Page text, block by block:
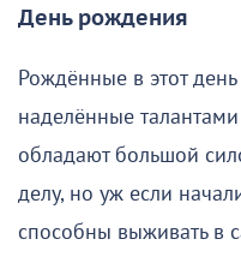
День рождения
Рождённые в этот
наделённые
обладают большой
делу, но уж если
способны выживать в